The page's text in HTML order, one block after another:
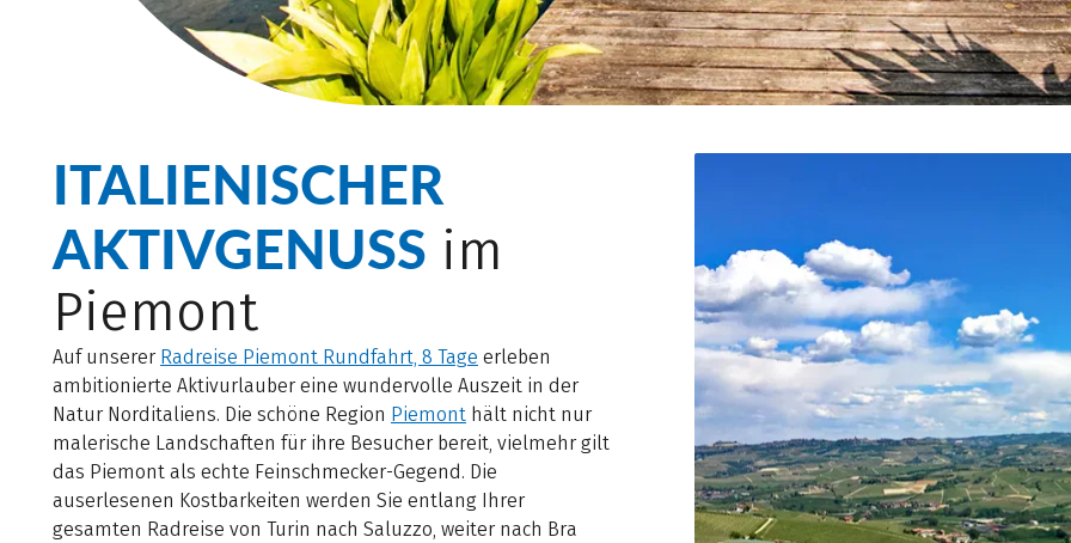
ITALIENISCHER
AKTIVGENUSS im
Piemont
Auf unserer Radreise Piemont Rundfahrt, 8 Tage erleben
ambitionierte Aktivurlauber eine wundervolle Auszeit in der
Natur Norditaliens. Die schöne Region Piemont hält nicht nur
malerische Landschaften für ihre Besucher bereit, vielmehr gilt
das Piemont als echte Feinschmecker-Gegend. Die
auserlesenen Kostbarkeiten werden Sie entlang Ihrer
gesamten Radreise von Turin nach Saluzzo, weiter nach Bra